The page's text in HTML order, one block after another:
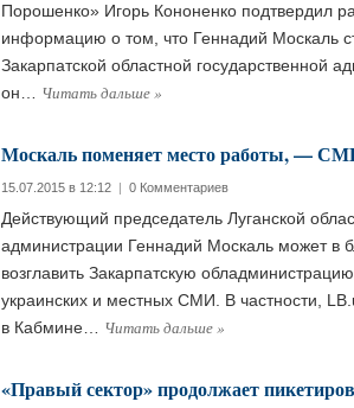
Порошенко» Игорь Кононенко подтвердил
информацию о том, что Геннадий Москаль
Закарпатской областной государственной
он… Читать дальше»
Москаль поменяет место работы, —
15.07.2015 в 12:12 | 0 Комментариев
Действующий председатель Луганской
администрации Геннадий Москаль может в
возглавить Закарпатскую
украинских и местных СМИ. В частности,
в Кабмине… Читать дальше»
«Правый сектор» продолжает